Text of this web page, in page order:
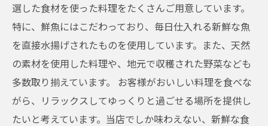
選した食材を使った料理をたくさんご用意しています。
特に、鮮魚にはこだわっており、毎日仕入れる新鮮な魚
を直接水揚げされたものを使用しています。また、天然
の素材を使用した料理や、地元で収穫された野菜なども
多数取り揃えています。 お客様がおいしい料理を食べな
がら、リラックスしてゆっくりと過ごせる場所を提供し
たいと考えています。当店でしか味わえない、新鮮な食